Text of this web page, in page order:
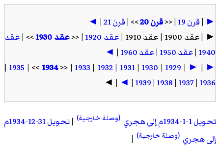
►
|قرن 19 | <<قرن 20 >> |قرن 21 |
◄
► | عقد 1900 | عقد 1910 |
عقد 1920 | <<عقد 1930 >> |عقد
1940
|عقد 1950 |عقد 1960 |
◄
►
|
►
|
1929
|
1930
|
1931
|
1932
|
1933
| <<
1934
>> |
1935
|
1936
|
1937
|
1938
|
1939
|
◄
| ◄
تحويل 1-1-1934م إلى هجري (وصلة خارجية) |
تحويل 31-12-1934م
إلى هجري (وصلة خارجية) |